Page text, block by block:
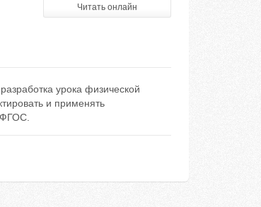
Читать онлайн
урока физической
и применять
ФГОС.